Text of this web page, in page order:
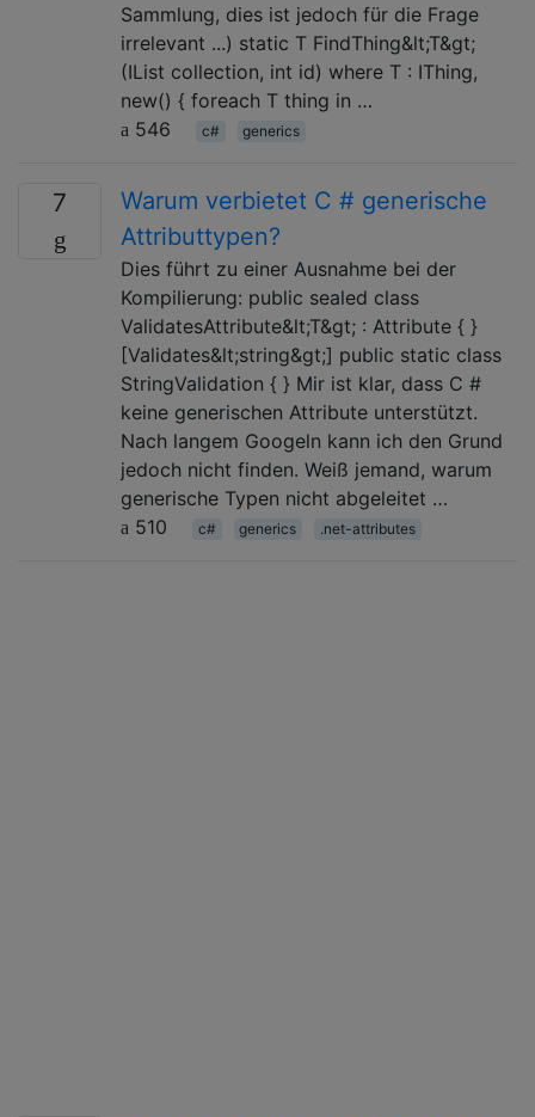
Sammlung, dies ist jedoch für die Frage
irrelevant ...) static T FindThing&lt;T&gt;
(IList collection, int id) where T : IThing,
new() { foreach T thing in …
546
c# generics
7
Warum verbietet C # generische
Attributtypen?
Dies führt zu einer Ausnahme bei der
Kompilierung: public sealed class
ValidatesAttribute&lt;T&gt; : Attribute { }
[Validates&lt;string&gt;] public static class
StringValidation { } Mir ist klar, dass C #
keine generischen Attribute unterstützt.
Nach langem Googeln kann ich den Grund
jedoch nicht finden. Weiß jemand, warum
generische Typen nicht abgeleitet …
510
c# generics .net-attributes